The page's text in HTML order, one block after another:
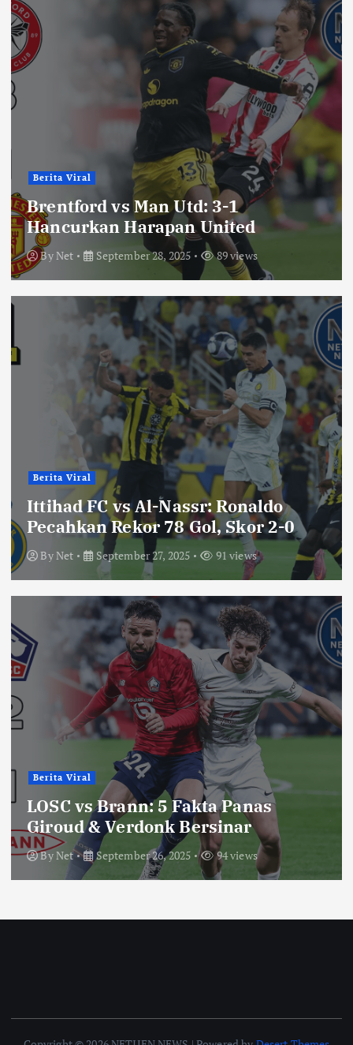
Berita Viral
Brentford vs Man Utd: 3-1
Hancurkan Harapan United
ByNet September 28, 2025 89 views
Berita Viral
Ittihad FC vs Al-Nassr: Ronaldo
Pecahkan Rekor 78 Gol, Skor 2-0
ByNet September 27, 2025 91 views
Berita Viral
LOSC vs Brann: 5 Fakta Panas
Giroud & Verdonk Bersinar
ByNet September 26, 2025 94 views